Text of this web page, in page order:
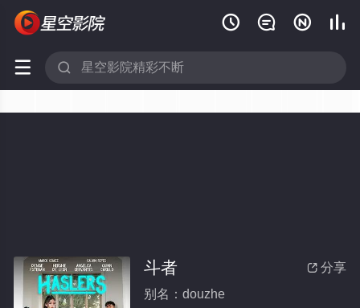
   
 
 分享
斗者
别名：douzhe